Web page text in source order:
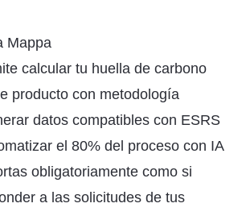
Mappa
calcular tu huella de carbono
producto con metodología
datos compatibles con ESRS
el 80% del proceso con IA
obligatoriamente como si
a las solicitudes de tus